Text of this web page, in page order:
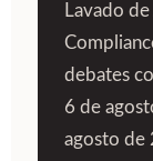
Lavado
debates
6 de
agosto de